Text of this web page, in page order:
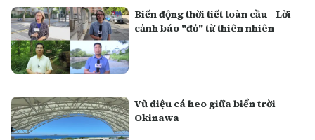
Biến động thời tiết toàn cầu - Lời
cảnh báo "đỏ" từ thiên nhiên
Vũ điệu cá heo giữa biển trời
Okinawa